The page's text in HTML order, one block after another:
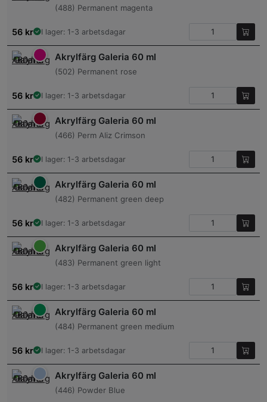
(488) Permanent magenta
56 kr I lager: 1-3 arbetsdagar
Akrylfärg Galeria 60 ml
(502) Permanent rose
56 kr I lager: 1-3 arbetsdagar
Akrylfärg Galeria 60 ml
(466) Perm Aliz Crimson
56 kr I lager: 1-3 arbetsdagar
Akrylfärg Galeria 60 ml
(482) Permanent green deep
56 kr I lager: 1-3 arbetsdagar
Akrylfärg Galeria 60 ml
(483) Permanent green light
56 kr I lager: 1-3 arbetsdagar
Akrylfärg Galeria 60 ml
(484) Permanent green medium
56 kr I lager: 1-3 arbetsdagar
Akrylfärg Galeria 60 ml
(446) Powder Blue